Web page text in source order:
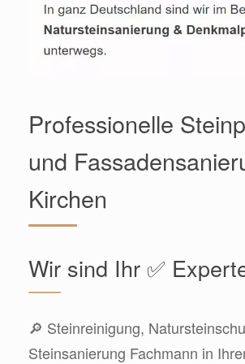
Professionelle
und
Kirchen
Wir sind Ihr ✅
🔎 Steinreinigung,
Steinsanierung Fachmann in